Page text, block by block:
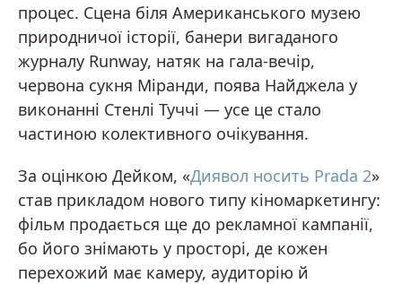
процес. Сцена біля Американського музею
природничої історії, банери вигаданого
журналу Runway, натяк на гала-вечір,
червона сукня Міранди, поява Найджела у
виконанні Стенлі Туччі — усе це стало
частиною колективного очікування.
За оцінкою Дейком, «Диявол носить Prada 2»
став прикладом нового типу кіномаркетингу:
фільм продається ще до рекламної кампанії,
бо його знімають у просторі, де кожен
перехожий має камеру, аудиторію й